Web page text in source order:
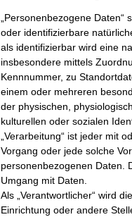
„Personenbezogene Daten“
oder identifizierbare
als identifizierbar wird eine
insbesondere mittels
Kennnummer, zu
einem oder mehreren
der physischen,
kulturellen oder sozialen
„Verarbeitung“ ist jeder mit
Vorgang oder jede solche
personenbezogenen Daten.
Umgang mit Daten.
Als „Verantwortlicher“ wird
Einrichtung oder andere